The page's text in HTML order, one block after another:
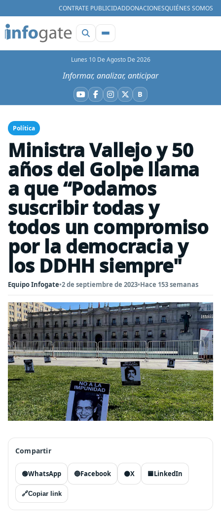
CONTRATE PUBLICIDADDONACIONESQUIÉNES SOMOS
Lunes 10 De Agosto De 2026
Informar, analizar, anticipar
YouTube
Facebook
Instagram
X BBluesky
Política
Ministra Vallejo y 50
años del Golpe llama
a que “Podamos
suscribir todas y
todos un compromiso
por la democracia y
los DDHH siempre"
Equipo Infogate•2 de septiembre de 2023•Hace 153 semanas
Compartir
🟢WhatsApp 🔵Facebook ⚫X 🟦LinkedIn
🔗Copiar link